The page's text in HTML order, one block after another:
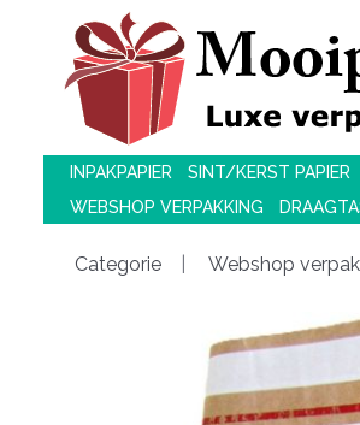
INPAKPAPIER SINT/KERST PAPIER
WEBSHOP VERPAKKING
Categorie Webshop